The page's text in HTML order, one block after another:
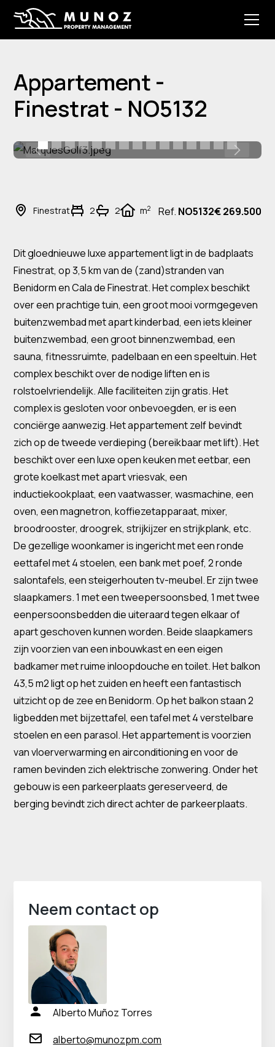
Appartement -
Finestrat - NO5132
Finestrat 2 2 m2 Ref. NO5132€ 269.500
Dit gloednieuwe luxe appartement ligt in de badplaats
Finestrat, op 3,5 km van de (zand)stranden van
Benidorm en Cala de Finestrat. Het complex beschikt
over een prachtige tuin, een groot mooi vormgegeven
buitenzwembad met apart kinderbad, een iets kleiner
buitenzwembad, een groot binnenzwembad, een
sauna, fitnessruimte, padelbaan en een speeltuin. Het
complex beschikt over de nodige liften en is
rolstoelvriendelijk. Alle faciliteiten zijn gratis. Het
complex is gesloten voor onbevoegden, er is een
conciërge aanwezig. Het appartement zelf bevindt
zich op de tweede verdieping (bereikbaar met lift). Het
beschikt over een luxe open keuken met eetbar, een
grote koelkast met apart vriesvak, een
inductiekookplaat, een vaatwasser, wasmachine, een
oven, een magnetron, koffiezetapparaat, mixer,
broodrooster, droogrek, strijkijzer en strijkplank, etc.
De gezellige woonkamer is ingericht met een ronde
eettafel met 4 stoelen, een bank met poef, 2 ronde
salontafels, een steigerhouten tv-meubel. Er zijn twee
slaapkamers. 1 met een tweepersoonsbed, 1 met twee
eenpersoonsbedden die uiteraard tegen elkaar of
apart geschoven kunnen worden. Beide slaapkamers
zijn voorzien van een inbouwkast en een eigen
badkamer met ruime inloopdouche en toilet. Het balkon
43,5 m2 ligt op het zuiden en heeft een fantastisch
uitzicht op de zee en Benidorm. Op het balkon staan ​​2
ligbedden met bijzettafel, een tafel met 4 verstelbare
stoelen en een parasol. Het appartement is voorzien
van vloerverwarming en airconditioning en voor de
ramen bevinden zich elektrische zonwering. Onder het
gebouw is een parkeerplaats gereserveerd, de
berging bevindt zich direct achter de parkeerplaats.
Neem contact op
Alberto Muñoz Torres
alberto@munozpm.com